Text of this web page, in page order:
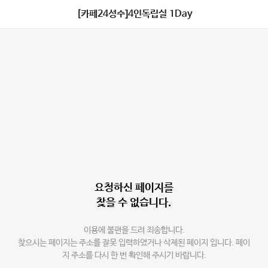
[카페24성수]4인독립실 1Day
요청하신 페이지를
찾을 수 없습니다.
이용에 불편을 드려 죄송합니다.
찾으시는 페이지는 주소를 잘못 입력하였거나 삭제된 페이지 입니다. 페이
지 주소를 다시 한 번 확인해 주시기 바랍니다.